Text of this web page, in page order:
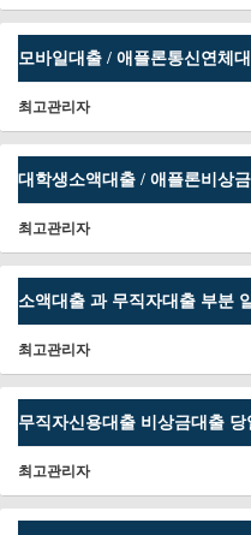
모바일대출 / 애플론통신연체
최고관리자
대학생소액대출 / 애플론비상
최고관리자
소액대출 과 무직자대출 부분
최고관리자
무직자신용대출 비상금대출
최고관리자